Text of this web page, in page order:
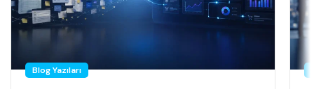
Blog Yazıları